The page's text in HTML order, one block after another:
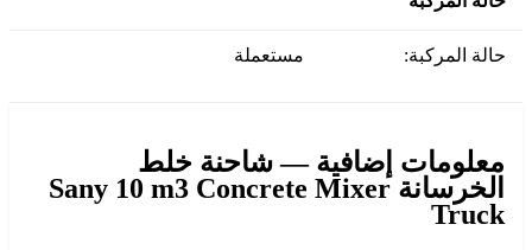
حالة المركبة: مستعملة
معلومات إضافية — شاحنة خلط
الخرسانة Sany 10 m3 Concrete Mixer
Truck